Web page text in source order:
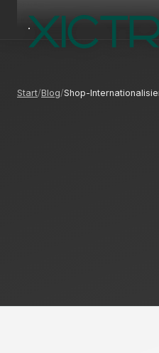
Start Blog Shop-